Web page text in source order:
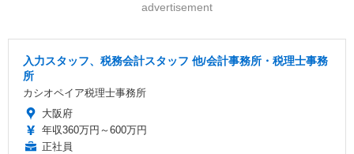
advertisement
入力スタッフ、税務会計スタッフ 他/会計事務所・税理士事務
所
カシオペイア税理士事務所
大阪府
年収360万円～600万円
正社員